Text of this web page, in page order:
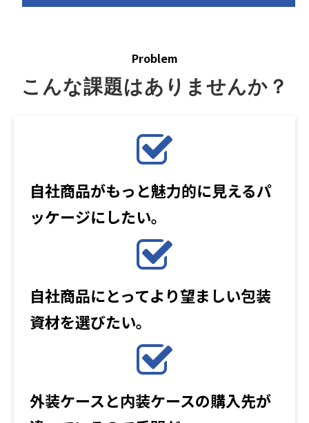
Problem
こんな課題はありませんか？
自社商品がもっと魅力的に見えるパ
ッケージにしたい。
自社商品にとってより望ましい包装
資材を選びたい。
外装ケースと内装ケースの購入先が